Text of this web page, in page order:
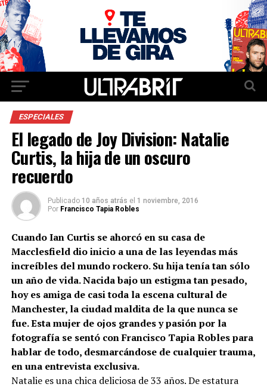
ESPECIALES
El legado de Joy Division: Natalie
Curtis, la hija de un oscuro
recuerdo
Publicado 10 años atrás el 1 noviembre, 2016
Por Francisco Tapia Robles
Cuando Ian Curtis se ahorcó en su casa de
Macclesfield dio inicio a una de las leyendas más
increíbles del mundo rockero. Su hija tenía tan sólo
un año de vida. Nacida bajo un estigma tan pesado,
hoy es amiga de casi toda la escena cultural de
Manchester, la ciudad maldita de la que nunca se
fue. Esta mujer de ojos grandes y pasión por la
fotografía se sentó con Francisco Tapia Robles para
hablar de todo, desmarcándose de cualquier trauma,
en una entrevista exclusiva.
Natalie es una chica deliciosa de 33 años. De estatura